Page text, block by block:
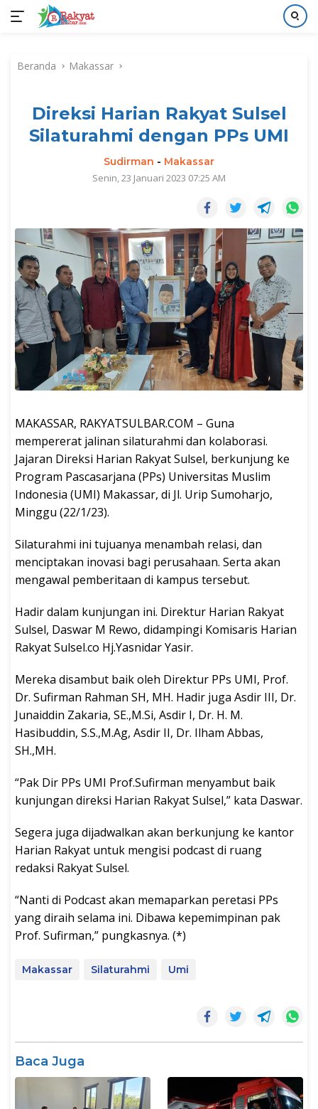
kontenBeranda Makassar
Direksi Harian Rakyat Sulsel
Silaturahmi dengan PPs UMI
Sudirman - Makassar
Senin, 23 Januari 2023 07:25 AM
MAKASSAR, RAKYATSULBAR.COM – Guna
mempererat jalinan silaturahmi dan kolaborasi.
Jajaran Direksi Harian Rakyat Sulsel, berkunjung ke
Program Pascasarjana (PPs) Universitas Muslim
Indonesia (UMI) Makassar, di Jl. Urip Sumoharjo,
Minggu (22/1/23).
Silaturahmi ini tujuanya menambah relasi, dan
menciptakan inovasi bagi perusahaan. Serta akan
mengawal pemberitaan di kampus tersebut.
Hadir dalam kunjungan ini. Direktur Harian Rakyat
Sulsel, Daswar M Rewo, didampingi Komisaris Harian
Rakyat Sulsel.co Hj.Yasnidar Yasir.
Mereka disambut baik oleh Direktur PPs UMI, Prof.
Dr. Sufirman Rahman SH, MH. Hadir juga Asdir III, Dr.
Junaiddin Zakaria, SE.,M.Si, Asdir I, Dr. H. M.
Hasibuddin, S.S.,M.Ag, Asdir II, Dr. Ilham Abbas,
SH.,MH.
“Pak Dir PPs UMI Prof.Sufirman menyambut baik
kunjungan direksi Harian Rakyat Sulsel,” kata Daswar.
Segera juga dijadwalkan akan berkunjung ke kantor
Harian Rakyat untuk mengisi podcast di ruang
redaksi Rakyat Sulsel.
“Nanti di Podcast akan memaparkan peretasi PPs
yang diraih selama ini. Dibawa kepemimpinan pak
Prof. Sufirman,” pungkasnya. (*)
Makassar Silaturahmi Umi
Baca Juga